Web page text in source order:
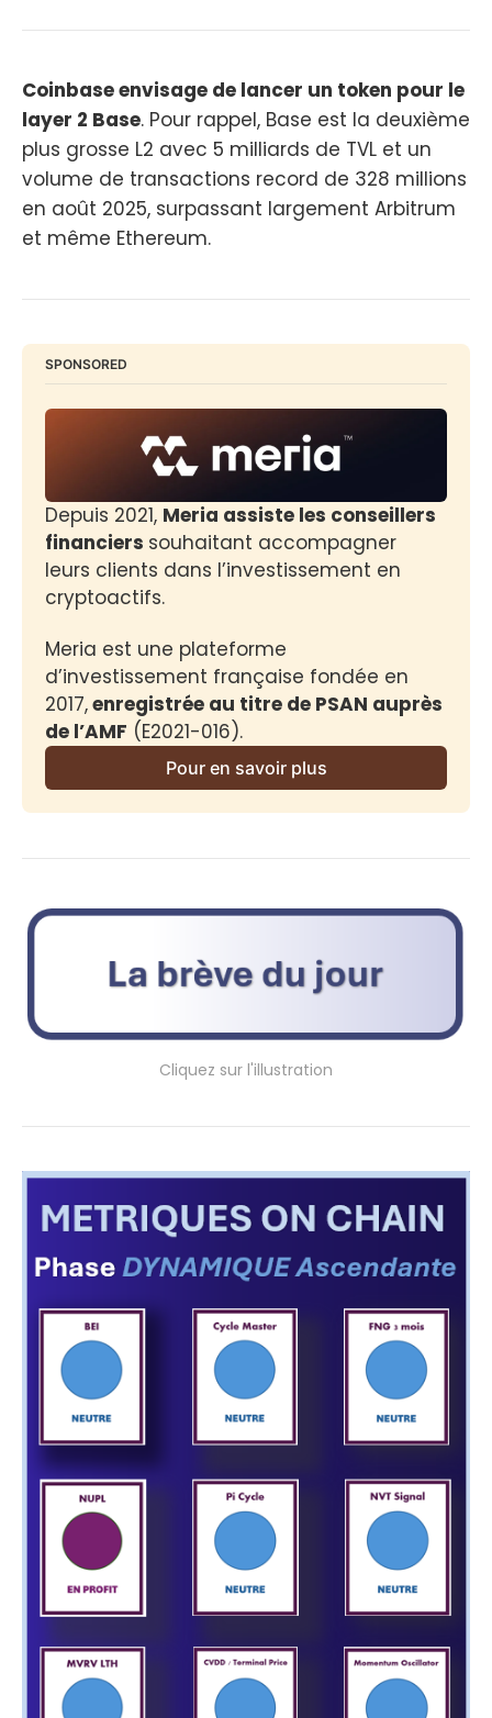
Coinbase envisage de lancer un token pour le
layer 2 Base. Pour rappel, Base est la deuxième
plus grosse L2 avec 5 milliards de TVL et un
volume de transactions record de 328 millions
en août 2025, surpassant largement Arbitrum
et même Ethereum.
SPONSORED
Depuis 2021, Meria assiste les conseillers
financiers souhaitant accompagner
leurs clients dans l’investissement en
cryptoactifs.
Meria est une plateforme
d’investissement française fondée en
2017, enregistrée au titre de PSAN auprès
de l’AMF (E2021-016).
Pour en savoir plus
Cliquez sur l'illustration